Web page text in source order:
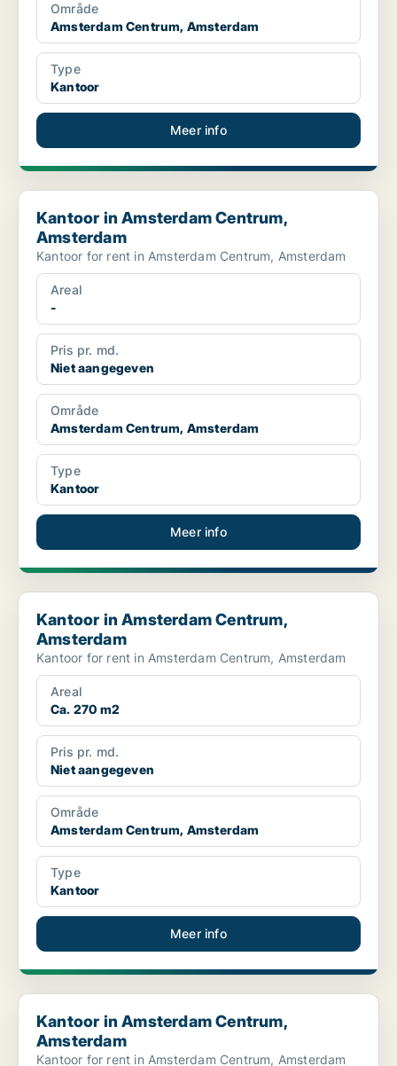
Område
Amsterdam Centrum, Amsterdam
Type
Kantoor
Meer info
Kantoor in Amsterdam Centrum, Amsterdam
Kantoor in Amsterdam Centrum,
Amsterdam
Kantoor for rent in Amsterdam Centrum, Amsterdam
Areal
-
Pris pr. md.
Niet aangegeven
Område
Amsterdam Centrum, Amsterdam
Type
Kantoor
Meer info
Kantoor in Amsterdam Centrum, Amsterdam
Kantoor in Amsterdam Centrum,
Amsterdam
Kantoor for rent in Amsterdam Centrum, Amsterdam
Areal
Ca. 270 m2
Pris pr. md.
Niet aangegeven
Område
Amsterdam Centrum, Amsterdam
Type
Kantoor
Meer info
Kantoor in Amsterdam Centrum, Amsterdam
Kantoor in Amsterdam Centrum,
Amsterdam
Kantoor for rent in Amsterdam Centrum, Amsterdam